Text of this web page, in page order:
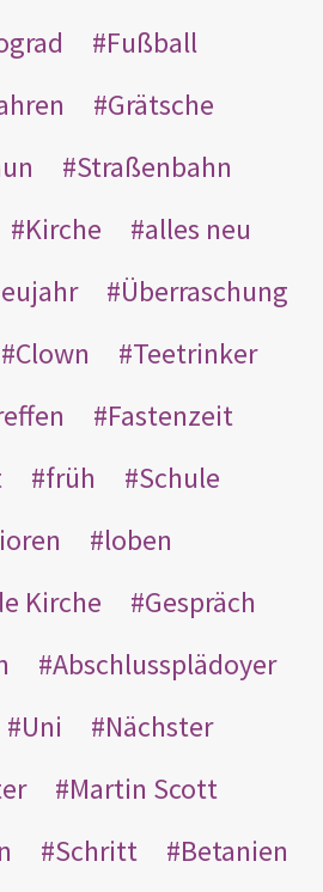
Fußball
Grätsche
Straßenbahn
Kirche
alles neu
Überraschung
Clown
Teetrinker
Fastenzeit
früh
Schule
loben
Kirche
Gespräch
Abschlussplädoyer
Uni
Nächster
Martin Scott
Schritt
Betanien